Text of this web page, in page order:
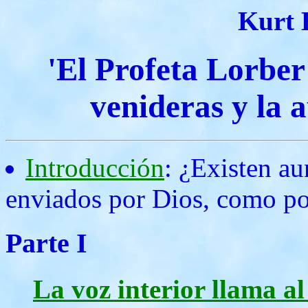
Kurt
'El Profeta Lorber
venideras y la
Introducción: ¿Existen
enviados por Dios, como
Parte I
La voz interior llama